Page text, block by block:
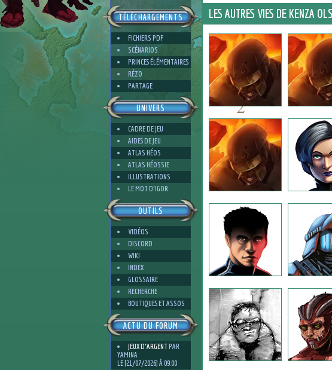
TÉLÉCHARGEMENTS
FICHIERS PDF
SCÉNARIOS
PRINCES ÉLÉMENTAIRES
RÉZO
PARTAGE
UNIVERS
CADRE DE JEU
AIDES DE JEU
ATLAS HÉOS
ATLAS HÉOSSIE
ILLUSTRATIONS
LE MOT D'IGOR
OUTILS
VIDÉOS
DISCORD
WIKI
INDEX
GLOSSAIRE
RECHERCHE
BOUTIQUES ET ASSOS
ACTU DU FORUM
JEUX D'ARGENT PAR
YAMINA
LE [21/07/2026] À 09:00
6
4
2
2
LES AUTRES VIES DE KENZA